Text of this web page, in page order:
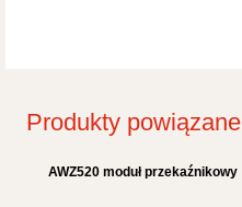
Produkty powiązane
AWZ520 moduł przekaźnikowy